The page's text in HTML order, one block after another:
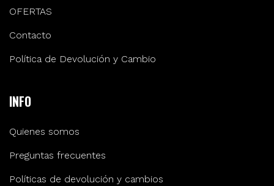
OFERTAS
Contacto
Política de Devolución y Cambio
INFO
Quienes somos
Preguntas frecuentes
Políticas de devolución y cambios